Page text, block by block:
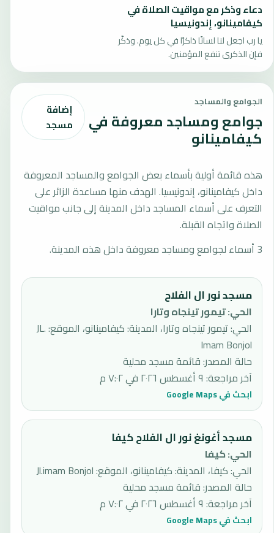
دعاء وذكر مع مواقيت الصلاة في
كيفامينانو، إندونيسيا
يا رب اجعل لنا لسانًا ذاكرًا في كل يوم. وذكّر
فإن الذكرى تنفع المؤمنين.
الجوامع والمساجد
جوامع ومساجد معروفة في
كيفامينانو
إضافة
مسجد
هذه قائمة أولية بأسماء بعض الجوامع والمساجد المعروفة
داخل كيفامينانو، إندونيسيا. الهدف منها مساعدة الزائر على
التعرف على أسماء المساجد داخل المدينة إلى جانب مواقيت
الصلاة واتجاه القبلة.
3 أسماء لجوامع ومساجد معروفة داخل هذه المدينة.
مسجد نور ال الفلاح
الحي:تيمور تينجاه وتارا
الحي: تيمور تينجاه وتارا، المدينة: كيفامينانو، الموقع: JL.
Imam Bonjol
حالة المصدر:قائمة مسجد محلية
آخر مراجعة: ٩ أغسطس ٢٠٢٦ في ٧:٠٢ م
ابحث في Google Maps
مسجد أغونغ نور ال الفلاح كيفا
الحي:كيفا
الحي: كيفا، المدينة: كيفامينانو، الموقع: Jl.imam Bonjol
حالة المصدر:قائمة مسجد محلية
آخر مراجعة: ٩ أغسطس ٢٠٢٦ في ٧:٠٢ م
ابحث في Google Maps